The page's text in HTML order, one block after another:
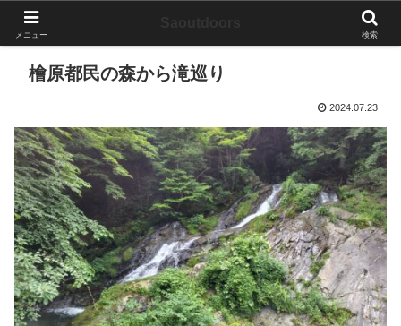
檜原都民の森から滝巡り
2024.07.23
メニュー 検索